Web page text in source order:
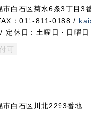
白石区菊水6条3丁目3
：011-811-0188 /
休日：土曜日・日曜日
可
白石区川北2293番地